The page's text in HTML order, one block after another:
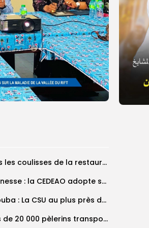
Magal Touba : dans les coulisses de la restauration de la presse...
Politique de la jeunesse : la CEDEAO adopte son plan d’actions stratégiques...
Grand Magal de Touba : La CSU au plus près des pèlerins
Magal 2026 : près de 20 000 pèlerins transportés vers Touba en...